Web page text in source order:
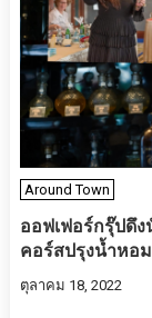
Around Town
ออฟเฟอร์กรุ๊ปดึ
คอร์สปรุงน้ำหอม
ตุลาคม 18, 2022